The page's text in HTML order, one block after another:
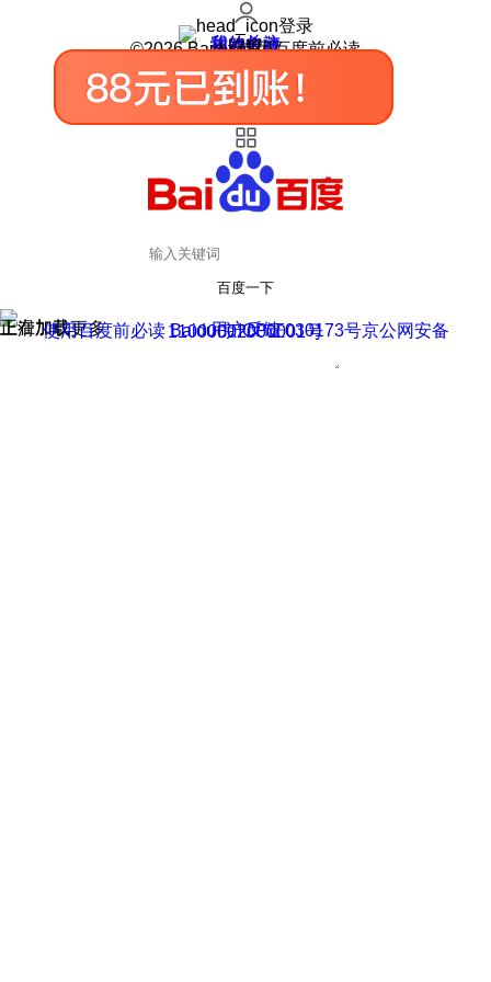
登录
我的关注
我的收藏
皮肤中心
用户反馈
设置
©2026 Baidu 使用百度前必读
百度一下
正在加载
上滑加载更多 用户反馈
使用百度前必读 Baidu 京ICP证030173号
京公网安备11000002000001号